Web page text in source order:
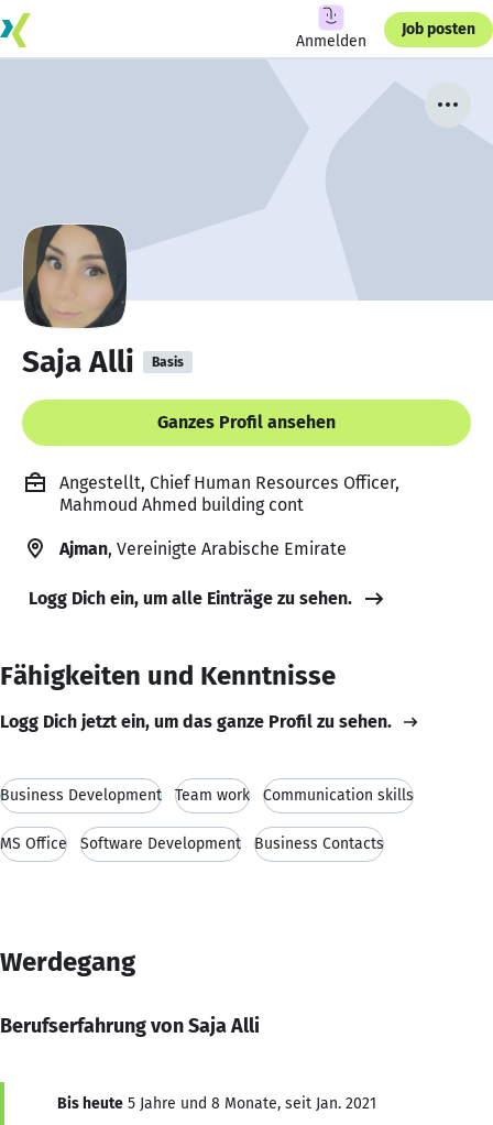
Anmelden
Job posten
Saja Alli Basis
Ganzes Profil ansehen
Angestellt, Chief Human Resources Officer,
Mahmoud Ahmed building cont
Ajman, Vereinigte Arabische Emirate
Logg Dich ein, um alle Einträge zu sehen.
Fähigkeiten und Kenntnisse
Logg Dich jetzt ein, um das ganze Profil zu sehen.
Business Development Team work Communication skills
MS Office Software Development Business Contacts
Werdegang
Berufserfahrung von Saja Alli
Bis heute 5 Jahre und 8 Monate, seit Jan. 2021